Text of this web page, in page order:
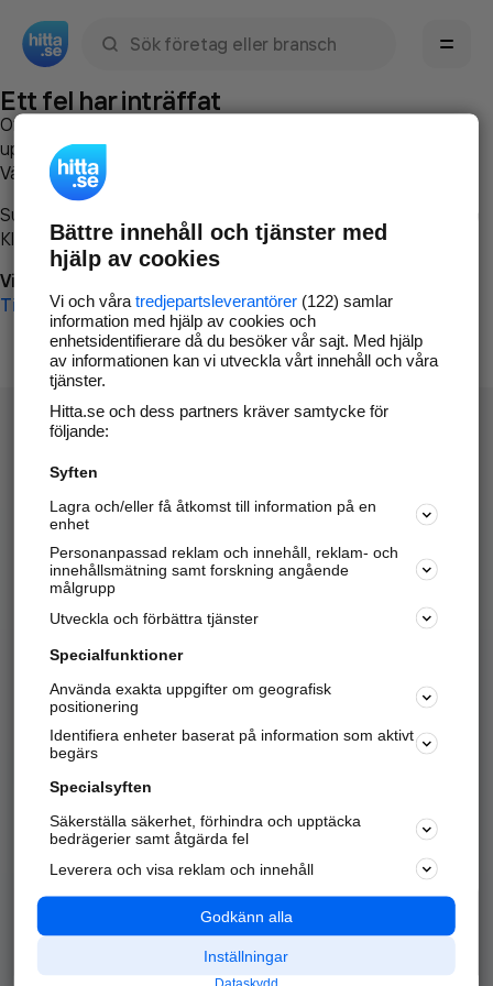
Ett fel har inträffat
Om du vill kan du
uppstod så att vi lättare och snabbare kan avhjälpa det.
Vänligen försök med följande:
Surfa till
Klicka påTillbaka-knappen i webbläsaren och försök igen
Vi beklagar besväret!
Till startsidan
Hitta.se - Gratis nummerupplysning.
Sök företag, personer och platser.
Hitta telefonnummer, adresser, företagsinfo mm.
Marknadsför företaget
Kom igång och annonsera mot
samarbetspartners nära dig.
Alla kategorier
Populära sökningar
API & Kartor
Annonsera
Integritet
Nödnummer
Bättre innehåll och tjänster med
hjälp av cookies
Vi och våra tredjepartsleverantörer(122) samlar
information med hjälp av cookies och
enhetsidentifierare då du besöker vår sajt. Med hjälp
av informationen kan vi utveckla vårt innehåll och våra
tjänster.
Hitta.se och dess partners kräver samtycke för
följande:
Syften
Lagra och/eller få åtkomst till information på en
enhet
Personanpassad reklam och innehåll, reklam- och
innehållsmätning samt forskning angående
målgrupp
Utveckla och förbättra tjänster
Specialfunktioner
Använda exakta uppgifter om geografisk
positionering
Identifiera enheter baserat på information som aktivt
begärs
Specialsyften
Säkerställa säkerhet, förhindra och upptäcka
bedrägerier samt åtgärda fel
Leverera och visa reklam och innehåll
Godkänn alla
Inställningar
Dataskydd